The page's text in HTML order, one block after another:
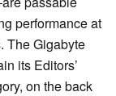
performance at
The Gigabyte
its Editors’
on the back